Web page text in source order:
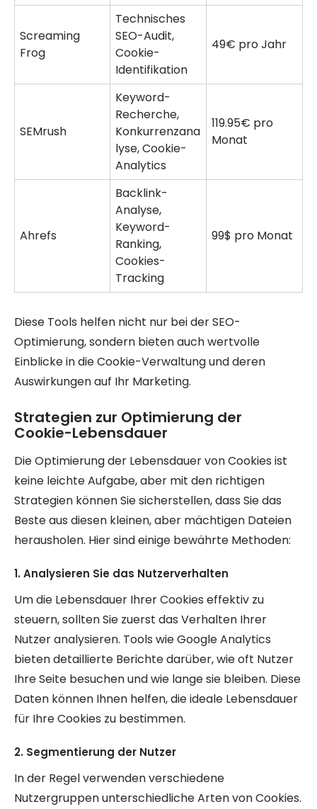
Screaming
Frog
Technisches
SEO-Audit,
Cookie-
Identifikation
49€ pro Jahr
SEMrush
Keyword-
Recherche,
Konkurrenzana
lyse, Cookie-
Analytics
119.95€ pro
Monat
Ahrefs
Backlink-
Analyse,
Keyword-
Ranking,
Cookies-
Tracking
99$ pro Monat
Diese Tools helfen nicht nur bei der SEO-
Optimierung, sondern bieten auch wertvolle
Einblicke in die Cookie-Verwaltung und deren
Auswirkungen auf Ihr Marketing.
Strategien zur Optimierung der
Cookie-Lebensdauer
Die Optimierung der Lebensdauer von Cookies ist
keine leichte Aufgabe, aber mit den richtigen
Strategien können Sie sicherstellen, dass Sie das
Beste aus diesen kleinen, aber mächtigen Dateien
herausholen. Hier sind einige bewährte Methoden:
1. Analysieren Sie das Nutzerverhalten
Um die Lebensdauer Ihrer Cookies effektiv zu
steuern, sollten Sie zuerst das Verhalten Ihrer
Nutzer analysieren. Tools wie Google Analytics
bieten detaillierte Berichte darüber, wie oft Nutzer
Ihre Seite besuchen und wie lange sie bleiben. Diese
Daten können Ihnen helfen, die ideale Lebensdauer
für Ihre Cookies zu bestimmen.
2. Segmentierung der Nutzer
In der Regel verwenden verschiedene
Nutzergruppen unterschiedliche Arten von Cookies.